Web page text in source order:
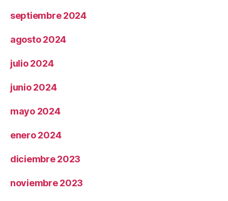
septiembre 2024
agosto 2024
julio 2024
junio 2024
mayo 2024
enero 2024
diciembre 2023
noviembre 2023